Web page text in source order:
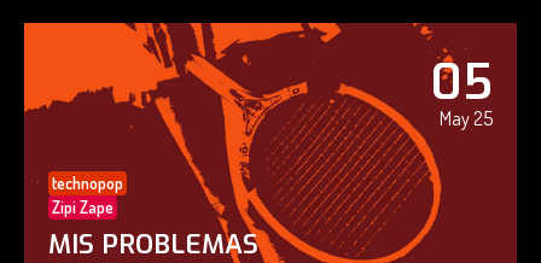
05
May 25
technopop
Zipi Zape
MIS PROBLEMAS